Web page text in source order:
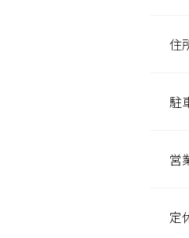
住
駐
営
定